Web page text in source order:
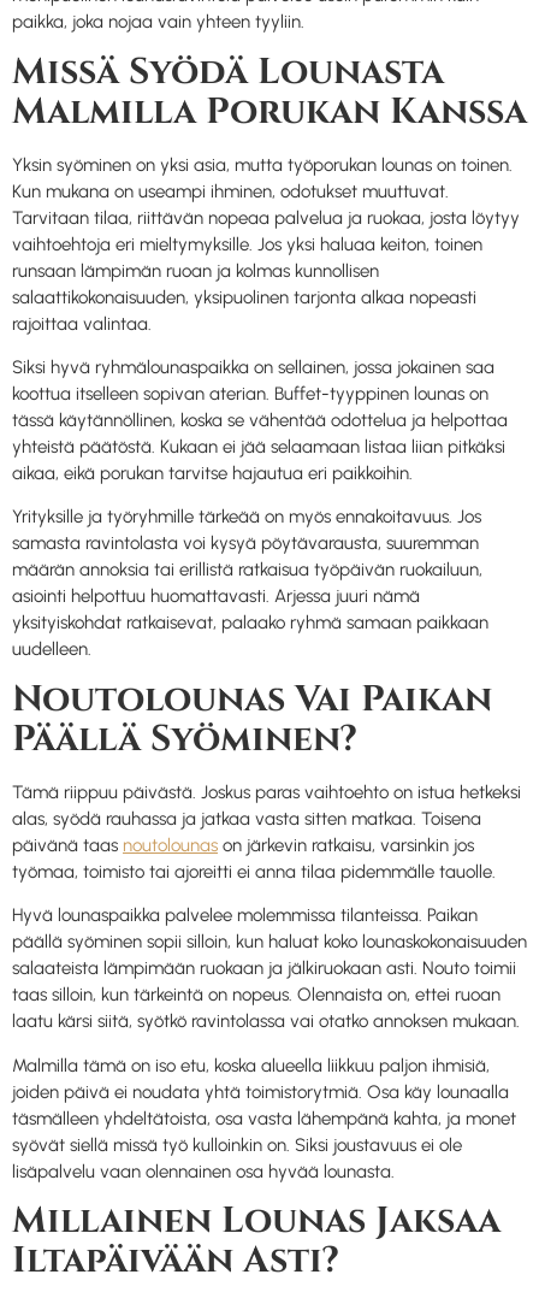
paikka, joka nojaa vain yhteen tyyliin.
Missä Syödä Lounasta
Malmilla Porukan Kanssa
Yksin syöminen on yksi asia, mutta työporukan lounas on toinen.
Kun mukana on useampi ihminen, odotukset muuttuvat.
Tarvitaan tilaa, riittävän nopeaa palvelua ja ruokaa, josta löytyy
vaihtoehtoja eri mieltymyksille. Jos yksi haluaa keiton, toinen
runsaan lämpimän ruoan ja kolmas kunnollisen
salaattikokonaisuuden, yksipuolinen tarjonta alkaa nopeasti
rajoittaa valintaa.
Siksi hyvä ryhmälounaspaikka on sellainen, jossa jokainen saa
koottua itselleen sopivan aterian. Buffet-tyyppinen lounas on
tässä käytännöllinen, koska se vähentää odottelua ja helpottaa
yhteistä päätöstä. Kukaan ei jää selaamaan listaa liian pitkäksi
aikaa, eikä porukan tarvitse hajautua eri paikkoihin.
Yrityksille ja työryhmille tärkeää on myös ennakoitavuus. Jos
samasta ravintolasta voi kysyä pöytävarausta, suuremman
määrän annoksia tai erillistä ratkaisua työpäivän ruokailuun,
asiointi helpottuu huomattavasti. Arjessa juuri nämä
yksityiskohdat ratkaisevat, palaako ryhmä samaan paikkaan
uudelleen.
Noutolounas Vai Paikan
Päällä Syöminen?
Tämä riippuu päivästä. Joskus paras vaihtoehto on istua hetkeksi
alas, syödä rauhassa ja jatkaa vasta sitten matkaa. Toisena
päivänä taas noutolounas on järkevin ratkaisu, varsinkin jos
työmaa, toimisto tai ajoreitti ei anna tilaa pidemmälle tauolle.
Hyvä lounaspaikka palvelee molemmissa tilanteissa. Paikan
päällä syöminen sopii silloin, kun haluat koko lounaskokonaisuuden
salaateista lämpimään ruokaan ja jälkiruokaan asti. Nouto toimii
taas silloin, kun tärkeintä on nopeus. Olennaista on, ettei ruoan
laatu kärsi siitä, syötkö ravintolassa vai otatko annoksen mukaan.
Malmilla tämä on iso etu, koska alueella liikkuu paljon ihmisiä,
joiden päivä ei noudata yhtä toimistorytmiä. Osa käy lounaalla
täsmälleen yhdeltätoista, osa vasta lähempänä kahta, ja monet
syövät siellä missä työ kulloinkin on. Siksi joustavuus ei ole
lisäpalvelu vaan olennainen osa hyvää lounasta.
Millainen Lounas Jaksaa
Iltapäivään Asti?